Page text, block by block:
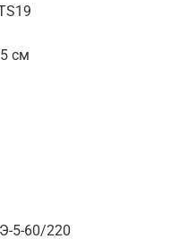
см
5-60/220